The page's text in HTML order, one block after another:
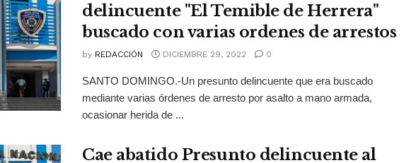
delincuente "El Temible de Herrera"
buscado con varias ordenes de arrestos
by REDACCIÓN DICIEMBRE 29, 2022 0
SANTO DOMINGO.-Un presunto delincuente que era buscado
mediante varias órdenes de arresto por asalto a mano armada,
ocasionar herida de ...
Cae abatido Presunto delincuente al